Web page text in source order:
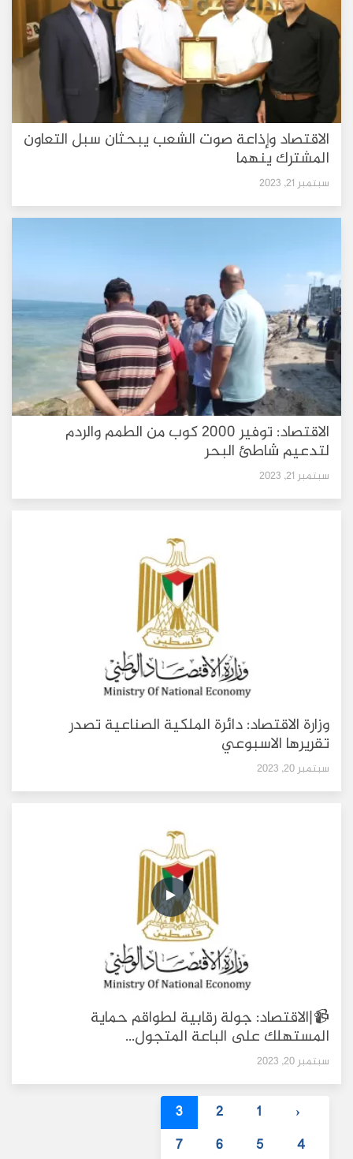
الاقتصاد وإذاعة صوت الشعب يبحثان سبل التعاون
المشترك ينهما
سبتمبر 21, 2023
الاقتصاد: توفير 2000 كوب من الطمم والردم
لتدعيم شاطئ البحر
سبتمبر 21, 2023
وزارة الاقتصاد: دائرة الملكية الصناعية تصدر
تقريرها الاسبوعي
سبتمبر 20, 2023
📹|الاقتصاد: جولة رقابية لطواقم حماية
المستهلك على الباعة المتجول...
سبتمبر 20, 2023
‹
1
2
3
4
5
6
7